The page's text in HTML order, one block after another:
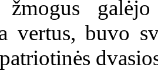
žmogus
vertus, buvo